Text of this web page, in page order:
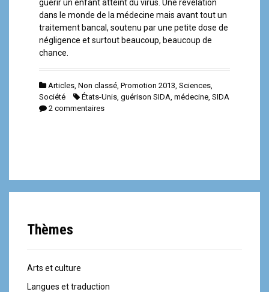
guérir un enfant atteint du virus. Une révélation
dans le monde de la médecine mais avant tout un
traitement bancal, soutenu par une petite dose de
négligence et surtout beaucoup, beaucoup de
chance.
Articles Non classé Promotion 2013 Sciences
Société
États-Unis guérison SIDA médecine SIDA
2 commentaires
Thèmes
Arts et culture
Langues et traduction